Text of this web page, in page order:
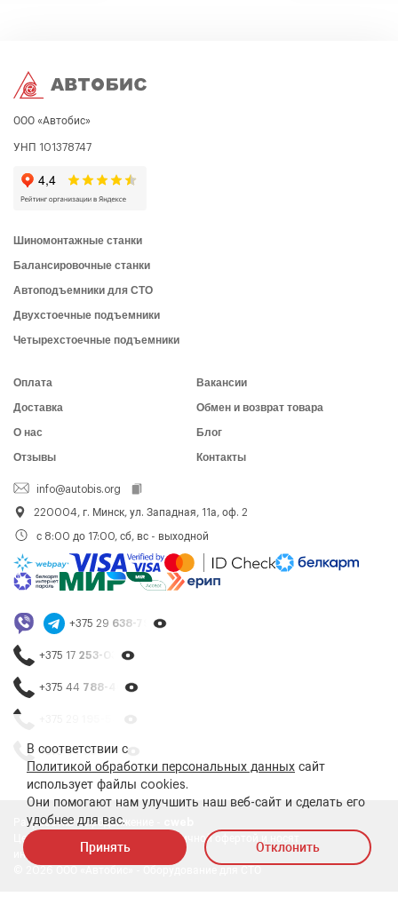
В соответствии с
Политикой обработки персональных данных сайт
использует файлы cookies.
Они помогают нам улучшить наш веб-сайт и сделать его
удобнее для вас.
Принять Отклонить
ООО «Автобис»
УНП 101378747
Шиномонтажные станки
Балансировочные станки
Автоподъемники для СТО
Двухстоечные подъемники
Четырехстоечные подъемники
Оплата
Доставка
О нас
Отзывы
Вакансии
Обмен и возврат товара
Блог
Контакты
info@autobis.org
220004, г. Минск, ул. Западная, 11а, оф. 2
с 8:00 до 17:00, сб, вс - выходной
+375 29 638-79-23
+375 17 253-03-26
+375 44 788-40-13
+375 44 788-25-99
Разработка и продвижение -
Цены на сайте не являются публичной офертой и носят
информативный характер